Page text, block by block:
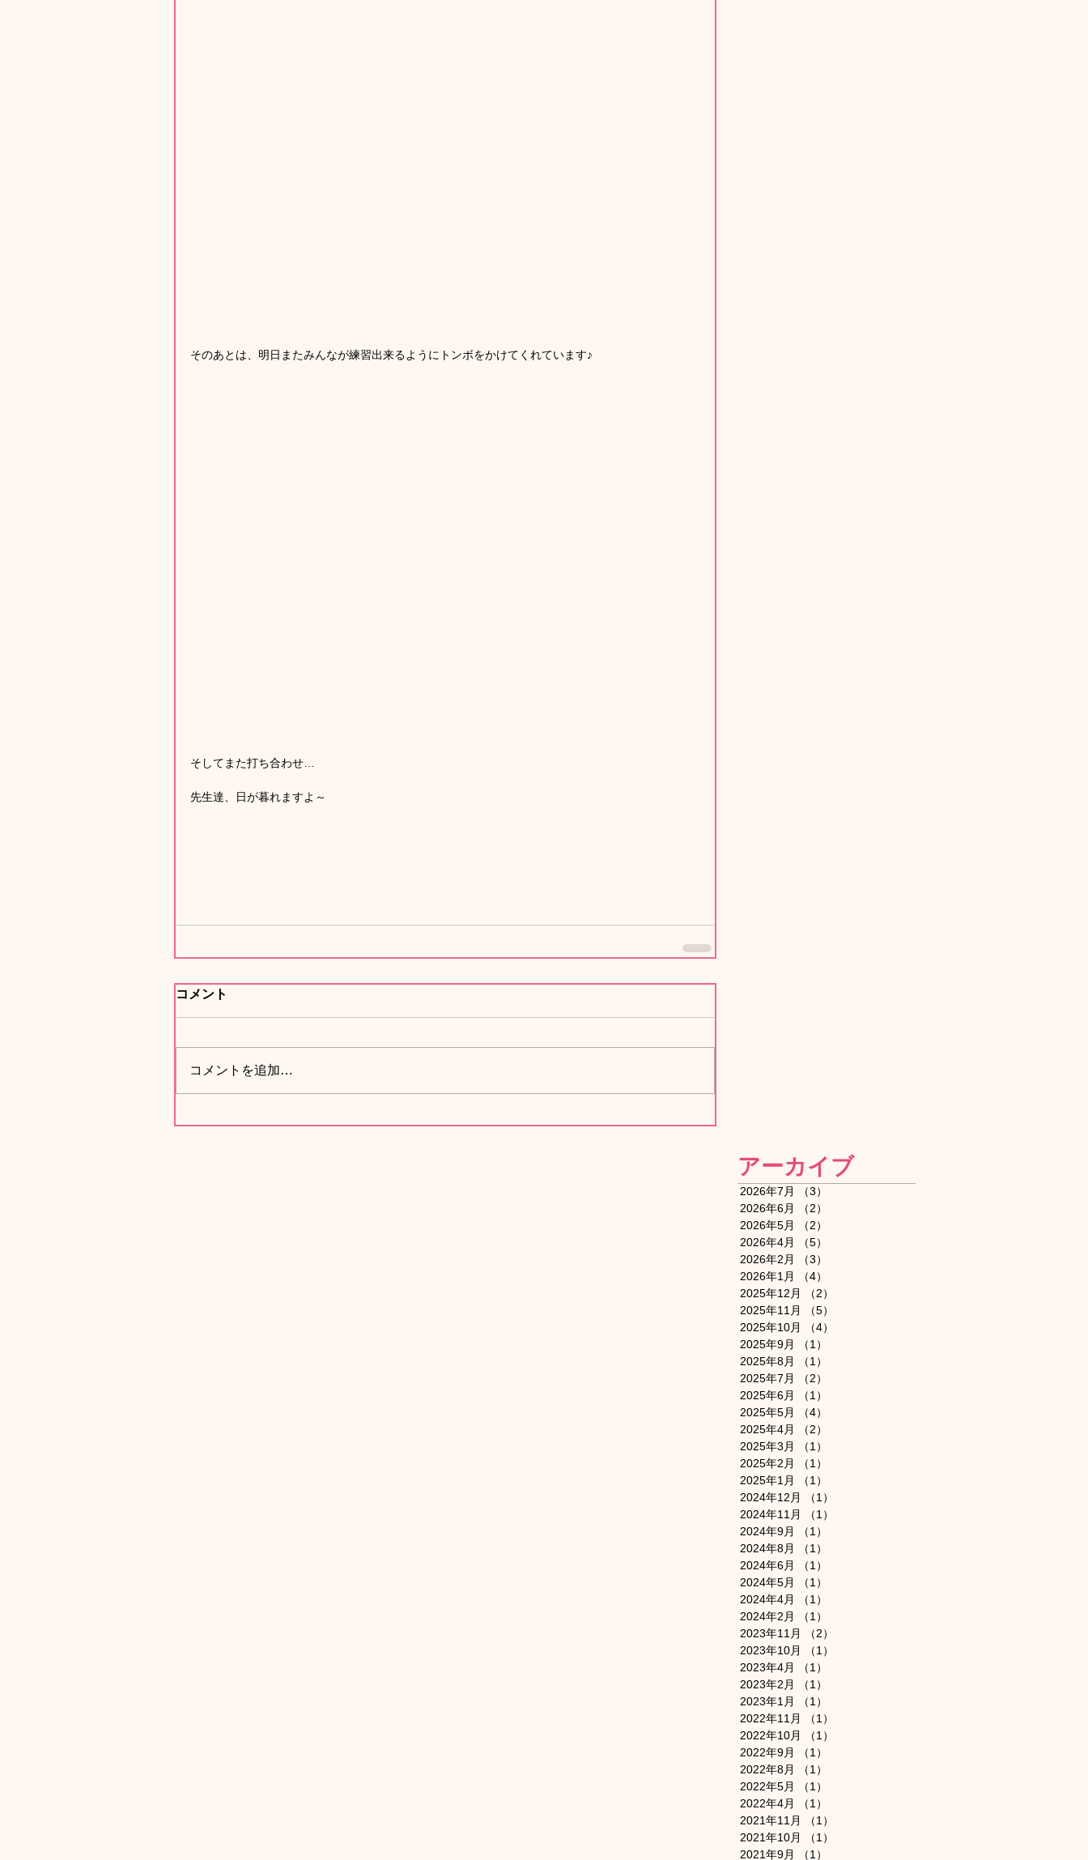
そのあとは、明日またみんなが練習出来るようにトンボをかけてくれています♪
そしてまた打ち合わせ…
先生達、日が暮れますよ～
コメント
コメントを追加…
アーカイブ
2026年7月 （3）
2026年6月
（2）
2026年5月
（2）
2026年4月
（5）
2026年2月
（3）
2026年1月
（4）
2025年12月
（2）
2025年11月
（5）
2025年10月
（4）
2025年9月
（1）
2025年8月
（1）
2025年7月
（2）
2025年6月
（1）
2025年5月
（4）
2025年4月
（2）
2025年3月
（1）
2025年2月
（1）
2025年1月
（1）
2024年12月
（1）
2024年11月
（1）
2024年9月
（1）
2024年8月
（1）
2024年6月
（1）
2024年5月
（1）
2024年4月
（1）
2024年2月
（1）
2023年11月
（2）
2023年10月
（1）
2023年4月
（1）
2023年2月
（1）
2023年1月
（1）
2022年11月
（1）
2022年10月
（1）
2022年9月
（1）
2022年8月
（1）
2022年5月
（1）
2022年4月
（1）
2021年11月
（1）
2021年10月
（1）
2021年9月
（1）